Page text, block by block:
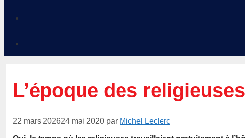
L’époque des
22 mars 202624 mai 2020 par Michel Leclerc